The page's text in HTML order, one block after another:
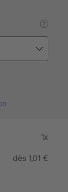
?
1x
dès 1,01 €